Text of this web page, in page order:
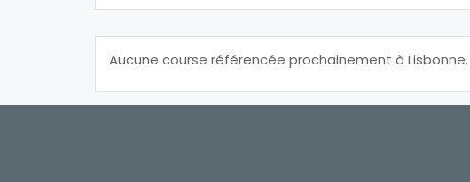
Aucune course référencée prochainement à